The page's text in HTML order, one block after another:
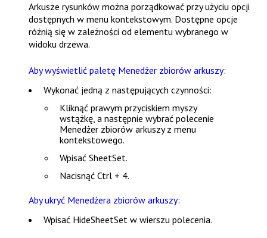
Arkusze rysunków można porządkować przy użyciu opcji
dostępnych w menu kontekstowym. Dostępne opcje
różnią się w zależności od elementu wybranego w
widoku drzewa.
Aby wyświetlić paletę Menedżer zbiorów arkuszy:
Wykonać jedną z następujących czynności:
Kliknąć prawym przyciskiem myszy
wstążkę, a następnie wybrać polecenie
Menedżer zbiorów arkuszyz menu
kontekstowego.
WpisaćSheetSet.
NacisnąćCtrl + 4.
Aby ukryć Menedżera zbiorów arkuszy:
Wpisać HideSheetSet w wierszu polecenia.